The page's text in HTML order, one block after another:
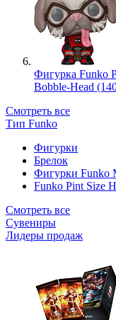
Фигурка Funko
Bobble-Head
Смотреть все
Тип Funko
Фигурки
Брелок
Фигурки Funko
Funko Pint Size
Смотреть все
Сувениры
Лидеры продаж